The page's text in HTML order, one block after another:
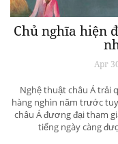
Chủ nghĩa hiện
Apr
Nghệ thuật châu Á trải
hàng nghìn năm trước
châu Á đương đại tham
tiếng ngày càng